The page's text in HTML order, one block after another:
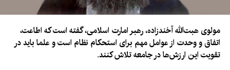
مولوی هبت‌الله آخندزاده، رهبر امارت اسلامی، گفته است که اطاعت،
اتفاق و وحدت از عوامل مهم برای استحکام نظام است و علما باید در
تقویت این ارزش‌ها در جامعه تلاش کنند.